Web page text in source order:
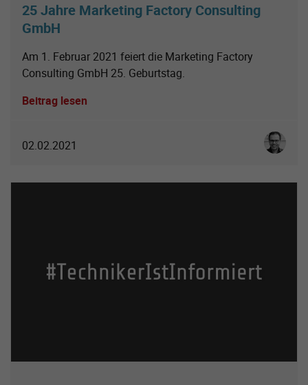
25 Jahre Marketing Factory Consulting
GmbH
Am 1. Februar 2021 feiert die Marketing Factory
Consulting GmbH 25. Geburtstag.
Beitrag lesen
02.02.2021